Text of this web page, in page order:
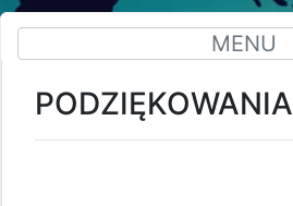
MENU
PODZIĘKOWANIA